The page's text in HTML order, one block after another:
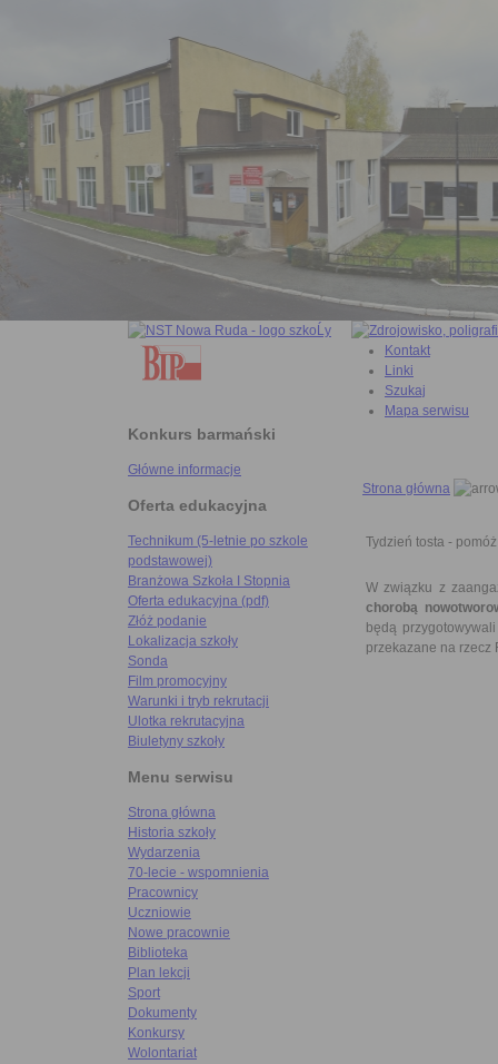
Konkurs barmański
Główne informacje
Oferta edukacyjna
Technikum (5-letnie po szkole
podstawowej)
Branżowa Szkoła I Stopnia
Oferta edukacyjna (pdf)
Złóż podanie
Lokalizacja szkoły
Sonda
Film promocyjny
Warunki i tryb rekrutacji
Ulotka rekrutacyjna
Biuletyny szkoły
Menu serwisu
Strona główna
Historia szkoły
Wydarzenia
70-lecie - wspomnienia
Pracownicy
Uczniowie
Nowe pracownie
Biblioteka
Plan lekcji
Sport
Dokumenty
Konkursy
Wolontariat
Kontakt
Linki
Szukaj
Mapa serwisu
Strona główna
Tydzień tosta -
W związku z
chorobą
będą
przekazane na rzecz